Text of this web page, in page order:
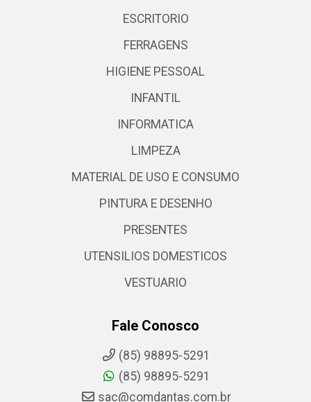
ESCRITORIO
FERRAGENS
HIGIENE PESSOAL
INFANTIL
INFORMATICA
LIMPEZA
MATERIAL DE USO E CONSUMO
PINTURA E DESENHO
PRESENTES
UTENSILIOS DOMESTICOS
VESTUARIO
Fale Conosco
(85) 98895-5291
(85) 98895-5291
sac@comdantas.com.br